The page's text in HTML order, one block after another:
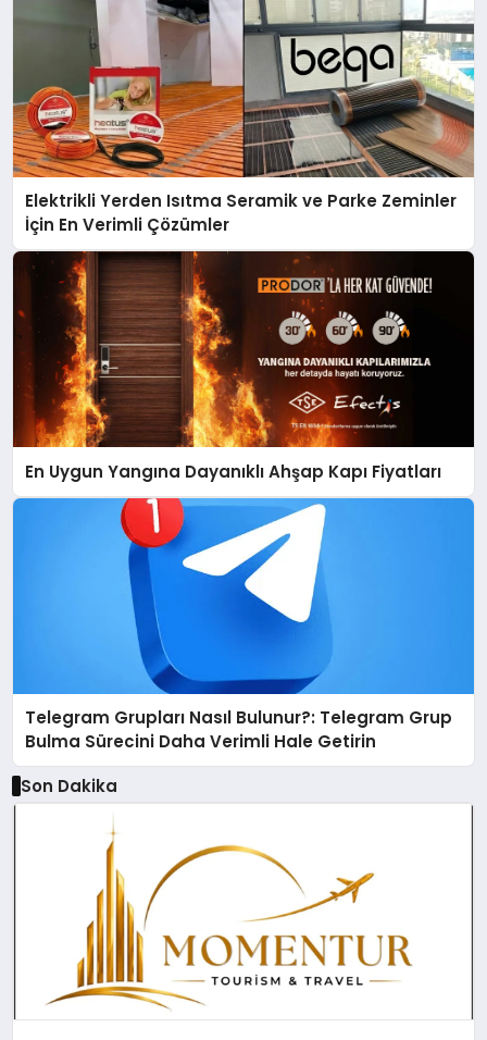
Elektrikli Yerden Isıtma Seramik ve Parke Zeminler
İçin En Verimli Çözümler
En Uygun Yangına Dayanıklı Ahşap Kapı Fiyatları
Telegram Grupları Nasıl Bulunur?: Telegram Grup
Bulma Sürecini Daha Verimli Hale Getirin
Son Dakika